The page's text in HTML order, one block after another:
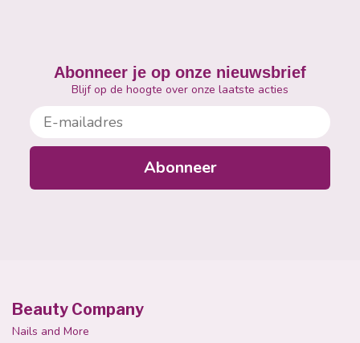
Abonneer je op onze nieuwsbrief
Blijf op de hoogte over onze laatste acties
E-mailadres
Abonneer
Beauty Company
Nails and More